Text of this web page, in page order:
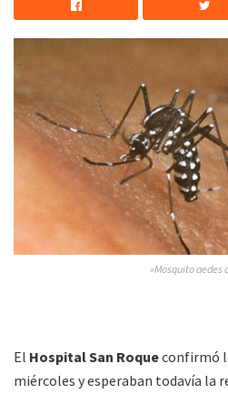
»Mosquito aedes
El Hospital San Roqueconfirmó
miércoles y esperaban todavía la